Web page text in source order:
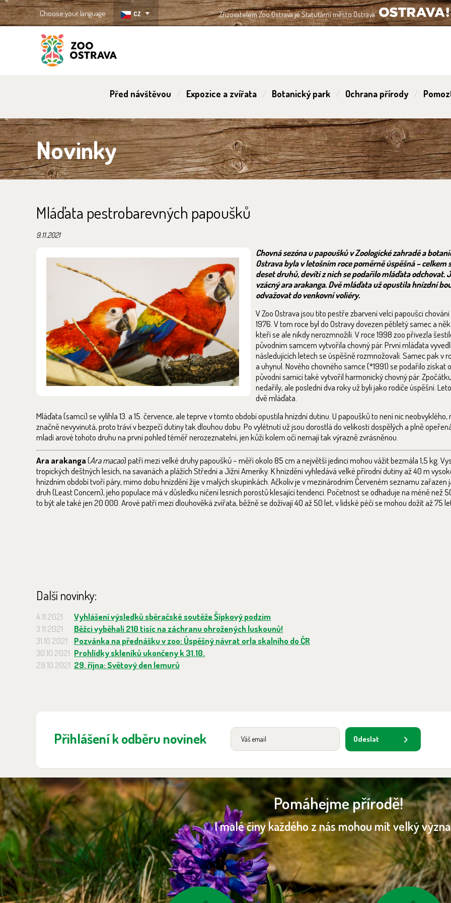
Zřizovatelem Zoo Ostrava je Statutární město Ostrava
OSTRAVA!!!
Choose your language CZ
Před návštěvou Expozice a zvířata Botanický park Ochrana přírody
Novinky
Mláďata pestrobarevných papoušků
9.11.2021
Chovná sezóna u papoušků v Zoologické zahradě a
Ostrava byla v letošním roce poměrně úspěšná – celkem
deset druhů, devíti z nich se podařilo mláďata odchovat.
vzácný ara arakanga. Dvě mláďata už opustila hnízdní
odvažovat do venkovní voliéry.
V Zoo Ostrava jsou tito pestře zbarvení velcí papoušci
1976. V tom roce byl do Ostravy dovezen pětiletý samec a
kteří se ale nikdy nerozmnožili. V roce 1998 zoo přivezla
původním samcem vytvořila chovný pár. První mláďata
následujících letech se úspěšně rozmnožovali. Samec pak v
a uhynul. Nového chovného samce (*1991) se podařilo získat
původní samicí také vytvořil harmonický chovný pár.
nedařily, ale poslední dva roky už byli jako rodiče úspěšní.
dvě mláďata.
Mláďata (samci) se vylíhla 13. a 15. července, ale teprve v tomto období opustila hnízdní dutinu. U papoušků to není nic
značně nevyvinutá, proto tráví v bezpečí dutiny tak dlouhou dobu. Po vylétnutí už jsou dorostlá do velikosti dospělých a plně
mladí arové tohoto druhu na první pohled téměř nerozeznatelní, jen kůži kolem očí nemají tak výrazně zvrásněnou.
­Ara arakanga(Ara macao) patří mezi velké druhy papoušků – měří okolo 85 cm a největší jedinci mohou vážit bezmála 1,5 kg.
tropických deštných lesích, na savanách a plážích Střední a Jižní Ameriky. K hnízdění vyhledává velké přírodní dutiny až 40 m
hnízdním období tvoří páry, mimo dobu hnízdění žije v malých skupinkách. Ačkoliv je v mezinárodním Červeném seznamu zařazen
druh (Least Concern), jeho populace má v důsledku ničení lesních porostů klesající tendenci. Početnost se odhaduje na méně než
to být ale také jen 20 000. Arové patří mezi dlouhověká zvířata, běžně se dožívají 40 až 50 let, v lidské péči se mohou dožít až 75
Další novinky:
4.11.2021
Vyhlášení výsledků sběračské soutěže Šípkový podzim
3.11.2021
Běžci vyběhali 210 tisíc na záchranu ohrožených luskounů!
31.10.2021
Pozvánka na přednášku v zoo: Úspěšný návrat orla skalního do ČR
30.10.2021 Prohlídky skleníků ukončeny k 31.10.
29.10.2021 29. října: Světový den lemurů
Přihlášení k odběru novinek Odeslat
Pomáhejme přírodě!
I malé činy každého z nás mohou mít velký